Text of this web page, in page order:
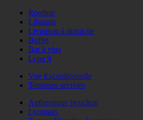
Rooftop
Libanais
Livraison à domicile
Buffet
Bar à vins
Lyon 9
Vue Exceptionnelle
Terrasses secrètes
Authentique bouchon
Lyonnais